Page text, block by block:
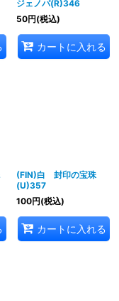
ジェノバ(R)346
50円(税込)
カートに入れる
(FIN)白 封印の宝珠
(U)357
100円(税込)
カートに入れる